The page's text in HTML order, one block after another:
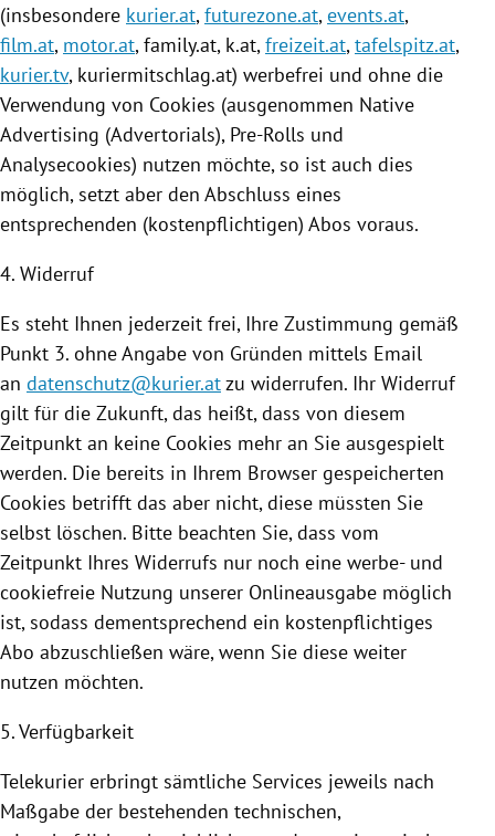
(insbesondere kurier.at, futurezone.at, events.at,
film.at, motor.at, family.at, k.at, freizeit.at, tafelspitz.at,
kurier.tv, kuriermitschlag.at) werbefrei und ohne die
Verwendung von Cookies (ausgenommen Native
Advertising (Advertorials), Pre-Rolls und
Analysecookies) nutzen möchte, so ist auch dies
möglich, setzt aber den Abschluss eines
entsprechenden (kostenpflichtigen) Abos voraus.
4. Widerruf
Es steht Ihnen jederzeit frei, Ihre Zustimmung gemäß
Punkt 3. ohne Angabe von Gründen mittels Email
an datenschutz@kurier.atzu widerrufen. Ihr Widerruf
gilt für die Zukunft, das heißt, dass von diesem
Zeitpunkt an keine Cookies mehr an Sie ausgespielt
werden. Die bereits in Ihrem Browser gespeicherten
Cookies betrifft das aber nicht, diese müssten Sie
selbst löschen. Bitte beachten Sie, dass vom
Zeitpunkt Ihres Widerrufs nur noch eine werbe- und
cookiefreie Nutzung unserer Onlineausgabe möglich
ist, sodass dementsprechend ein kostenpflichtiges
Abo abzuschließen wäre, wenn Sie diese weiter
nutzen möchten.
5. Verfügbarkeit
Telekurier erbringt sämtliche Services jeweils nach
Maßgabe der bestehenden technischen,